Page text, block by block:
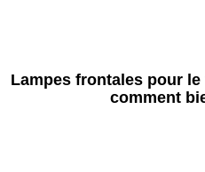
Lampes frontales pour
comment